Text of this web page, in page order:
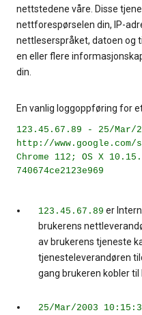
nettstedene våre. Disse
nettforespørselen din, IP-
nettleserspråket, datoen og
en eller flere
din.
En vanlig loggoppføring for
123.45.67.89 - 25/Mar/
http://www.google.com/
Chrome 112; OS X
740674ce2123e969
123.45.67.89 er
brukerens
av brukerens tjeneste
tjenesteleverandøren
gang brukeren kobler til
25/Mar/2003